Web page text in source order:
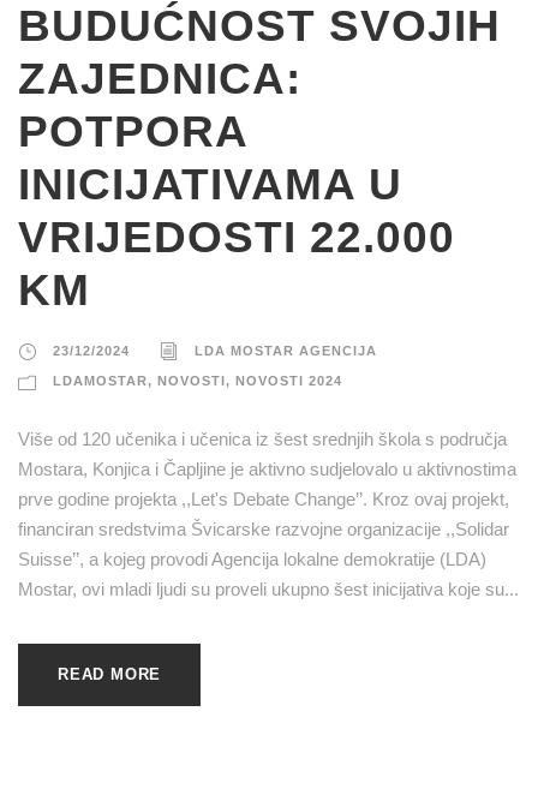
BUDUĆNOST SVOJIH
ZAJEDNICA:
POTPORA
INICIJATIVAMA U
VRIJEDOSTI 22.000
KM
23/12/2024 LDA MOSTAR AGENCIJA
LDAMOSTAR, NOVOSTI, NOVOSTI 2024
Više od 120 učenika i učenica iz šest srednjih škola s područja
Mostara, Konjica i Čapljine je aktivno sudjelovalo u aktivnostima
prve godine projekta ,,Let's Debate Change’’. Kroz ovaj projekt,
financiran sredstvima Švicarske razvojne organizacije ,,Solidar
Suisse’’, a kojeg provodi Agencija lokalne demokratije (LDA)
Mostar, ovi mladi ljudi su proveli ukupno šest inicijativa koje su...
READ MORE